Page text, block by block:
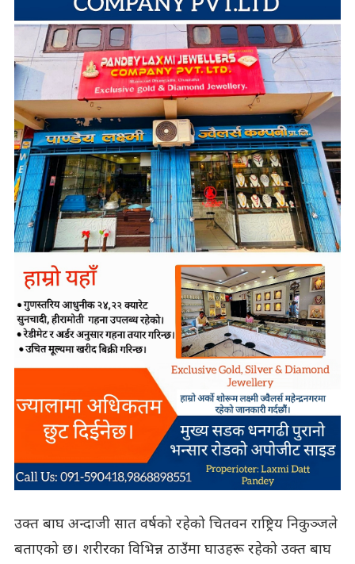
उक्त बाघ अन्दाजी सात वर्षको रहेको चितवन राष्ट्रिय निकुञ्जले
बताएको छ। शरीरका विभिन्न ठाउँमा घाउहरू रहेको उक्त बाघ